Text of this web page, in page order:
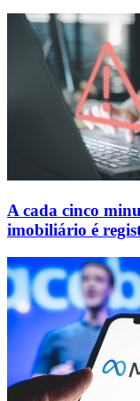
A cada cinco
imobiliário é